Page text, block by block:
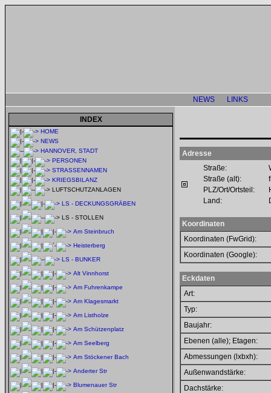
NEWS LINKS
INDEX
HOME
NEWS
HANNOVER, STADT
PERSONEN
STRASSENNAMEN
KRIEGSBILANZ
LUFTSCHUTZANLAGEN
LS - DECKUNGSGRÄBEN
LS - STOLLEN
Am Steinbruch
Heisterberg
LS - BUNKER
Alt Vinnhorst
Am Fuhrenkampe
Am Klagesmarkt
Am Listholze
Am Schützenplatz
Am Seelberg
Am Stöckener Bach
Anderter Str
Blumenauer Str
Adresse
Straße:
Straße (alt):
PLZ/Ort/Ortsteil:
Land:
Koordinaten
Koordinaten (FwGrid):
Koordinaten (Google):
Eckdaten
Art:
Typ:
Baujahr:
Ebenen (alle); Etagen:
Abmessungen (lxbxh):
Außenwandstärke:
Dachstärke: